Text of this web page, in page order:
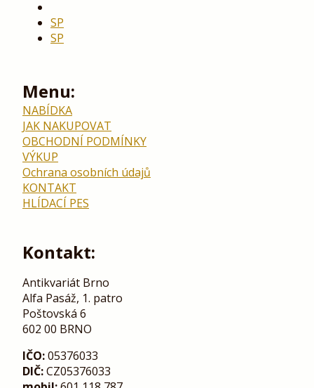
SP
SP
Menu:
NABÍDKA
JAK NAKUPOVAT
OBCHODNÍ PODMÍNKY
VÝKUP
Ochrana osobních údajů
KONTAKT
HLÍDACÍ PES
Kontakt:
Antikvariát Brno
Alfa Pasáž, 1. patro
Poštovská 6
602 00 BRNO
IČO:05376033
DIČ:CZ05376033